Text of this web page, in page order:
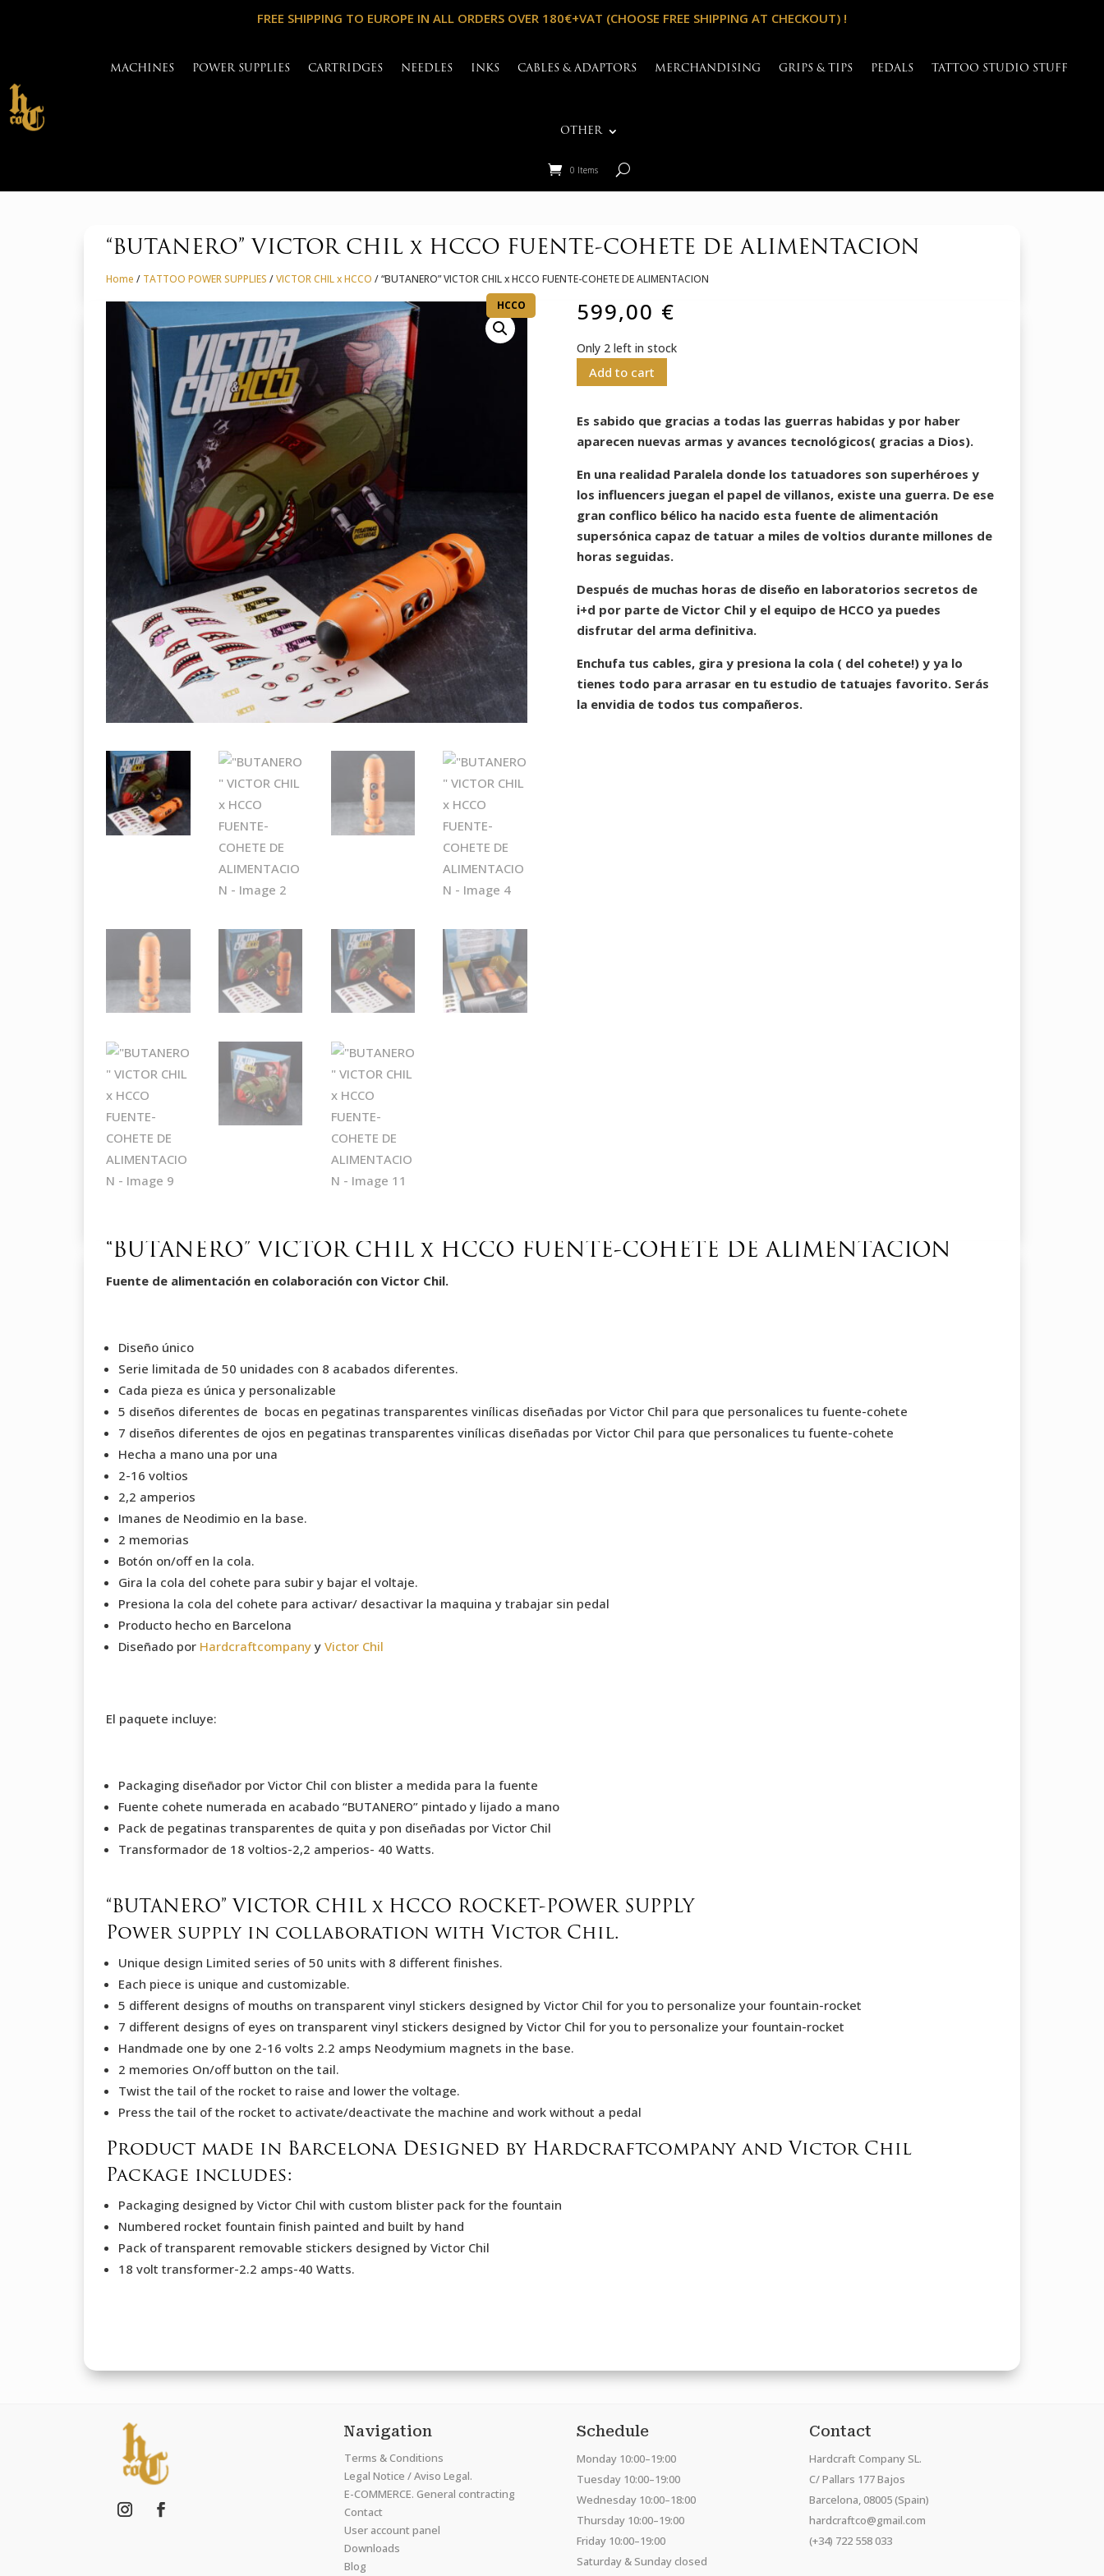
FREE SHIPPING TO EUROPE IN ALL ORDERS OVER 180€+VAT (CHOOSE FREE SHIPPING AT CHECKOUT) !
MACHINES POWER SUPPLIES CARTRIDGES NEEDLES INKS CABLES & ADAPTORS MERCHANDISING GRIPS & TIPS PEDALS TATTOO STUDIO STUFF
OTHER
0 Items
“BUTANERO” VICTOR CHIL x HCCO FUENTE-COHETE DE ALIMENTACION
Home / TATTOO POWER SUPPLIES /VICTOR CHIL x HCCO / “BUTANERO” VICTOR CHIL x HCCO FUENTE-COHETE DE ALIMENTACION
HCCO
599,00 €
Only 2 left in stock
Add to cart
Es sabido que gracias a todas las guerras habidas y por haber
aparecen nuevas armas y avances tecnológicos( gracias a Dios).
En una realidad Paralela donde los tatuadores son superhéroes y
los influencers juegan el papel de villanos, existe una guerra. De ese
gran conflico bélico ha nacido esta fuente de alimentación
supersónica capaz de tatuar a miles de voltios durante millones de
horas seguidas.
Después de muchas horas de diseño en laboratorios secretos de
i+d por parte de Victor Chil y el equipo de HCCO ya puedes
disfrutar del arma definitiva.
Enchufa tus cables, gira y presiona la cola ( del cohete!) y ya lo
tienes todo para arrasar en tu estudio de tatuajes favorito. Serás
la envidia de todos tus compañeros.
“BUTANERO” VICTOR CHIL x HCCO FUENTE-COHETE DE ALIMENTACION
Fuente de alimentación en colaboración con Victor Chil.
Diseño único
Serie limitada de 50 unidades con 8 acabados diferentes.
Cada pieza es única y personalizable
5 diseños diferentes de bocas en pegatinas transparentes vinílicas diseñadas por Victor Chil para que personalices tu fuente-cohete
7 diseños diferentes de ojos en pegatinas transparentes vinílicas diseñadas por Victor Chil para que personalices tu fuente-cohete
Hecha a mano una por una
2-16 voltios
2,2 amperios
Imanes de Neodimio en la base.
2 memorias
Botón on/off en la cola.
Gira la cola del cohete para subir y bajar el voltaje.
Presiona la cola del cohete para activar/ desactivar la maquina y trabajar sin pedal
Producto hecho en Barcelona
Diseñado por Hardcraftcompanyy Victor Chil
El paquete incluye:
Packaging diseñador por Victor Chil con blister a medida para la fuente
Fuente cohete numerada en acabado “BUTANERO” pintado y lijado a mano
Pack de pegatinas transparentes de quita y pon diseñadas por Victor Chil
Transformador de 18 voltios-2,2 amperios- 40 Watts.
“BUTANERO” VICTOR CHIL x HCCO ROCKET-POWER SUPPLY
Power supply in collaboration with Victor Chil.
Unique design Limited series of 50 units with 8 different finishes.
Each piece is unique and customizable.
5 different designs of mouths on transparent vinyl stickers designed by Victor Chil for you to personalize your fountain-rocket
7 different designs of eyes on transparent vinyl stickers designed by Victor Chil for you to personalize your fountain-rocket
Handmade one by one 2-16 volts 2.2 amps Neodymium magnets in the base.
2 memories On/off button on the tail.
Twist the tail of the rocket to raise and lower the voltage.
Press the tail of the rocket to activate/deactivate the machine and work without a pedal
Product made in Barcelona Designed by Hardcraftcompany and Victor Chil
Package includes:
Packaging designed by Victor Chil with custom blister pack for the fountain
Numbered rocket fountain finish painted and built by hand
Pack of transparent removable stickers designed by Victor Chil
18 volt transformer-2.2 amps-40 Watts.
Navigation
Terms & Conditions
Legal Notice / Aviso Legal.
E-COMMERCE. General contracting
Contact
User account panel
Downloads
Blog
Schedule
Monday 10:00–19:00
Tuesday 10:00–19:00
Wednesday 10:00–18:00
Thursday 10:00–19:00
Friday 10:00–19:00
Saturday & Sunday closed
Contact
Hardcraft Company SL.
C/ Pallars 177 Bajos
Barcelona, 08005 (Spain)
hardcraftco@gmail.com
(+34) 722 558 033